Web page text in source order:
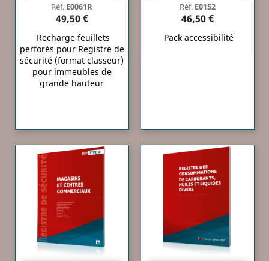
Réf. E0061R
49,50 €
Recharge feuillets
perforés pour Registre de
sécurité (format classeur)
pour immeubles de
grande hauteur
Réf. E0152
46,50 €
Pack accessibilité